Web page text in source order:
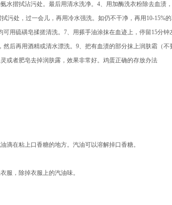
水揩拭沾污处。最后用清水洗净。4、用加酶洗衣粉除去血渍
污处，过一会儿，再用冷水强洗。如仍不干净，再用10-15%
可用硫磺皂揉搓清洗。7、用搽手油涂抹在血迹上，停留15分
然后再用酒精或清水漂洗。9、把有血渍的部分抹上润肤霜（不
或者肥皂去掉润肤露，效果非常好。鸡蛋正确的存放办法
在粘上口香糖的地方。汽油可以溶解掉口香糖。
，除掉衣服上的汽油味。